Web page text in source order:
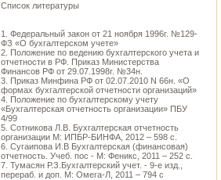
Список литературы
1. Федеральный закон от 21 ноября 1996г. №129-
ФЗ «О бухгалтерском учете»
2. Положение по ведению бухгалтерского учета и
отчетности в РФ. Приказ Министерства
Финансов РФ от 29.07.1998г. №34н.
3. Приказ Минфина РФ от 02.07.2010 N 66н. «О
формах бухгалтерской отчетности организаций»
4. Положение по бухгалтерскому учету
«Бухгалтерская отчетность организации» ПБУ
4/99
5. Сотникова Л.В. Бухгалтерская отчетность
организации М: ИПБР-БИНФА, 2012 – 598 с.
6. Сугаипова И.В Бухгалтерская (финансовая)
отчетность. Учеб. пос - М: Феникс, 2011 – 252 с.
7. Тумасян Р.З.Бухгалтерский учет. - 9-е изд.,
перераб. и доп. М: Омега-Л, 2011 – 794 с